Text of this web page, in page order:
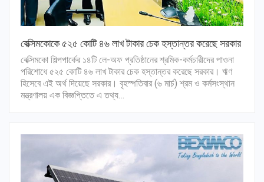
বেক্সিমকোকে ৫২৫ কোটি ৪৬ লাখ টাকার চেক হস্তান্তর করেছে সরকার
বেক্সিমকো শিল্পপার্কের ১৪টি লে-অফ প্রতিষ্ঠানের শ্রমিক-কর্মচারীদের পাওনা
পরিশোধে ৫২৫ কোটি ৪৬ লাখ টাকার চেক হস্তান্তর করেছে সরকার। ঋণ
হিসেবে এই অর্থ দিয়েছে সরকার। বৃহস্পতিবার (৬ মার্চ) শ্রম ও কর্মসংস্থান
মন্ত্রণালয় এক বিজ্ঞপ্তিতে এ তথ্য…